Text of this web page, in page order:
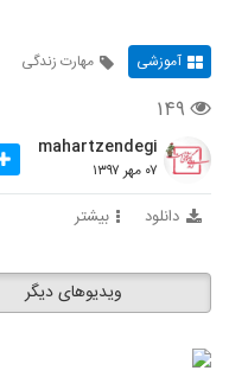
آموزشی مهارت زندگی
۱۴۹
mahartzendegi
۰۷ مهر ۱۳۹۷
دانلود بیشتر
ویدیوهای دیگر